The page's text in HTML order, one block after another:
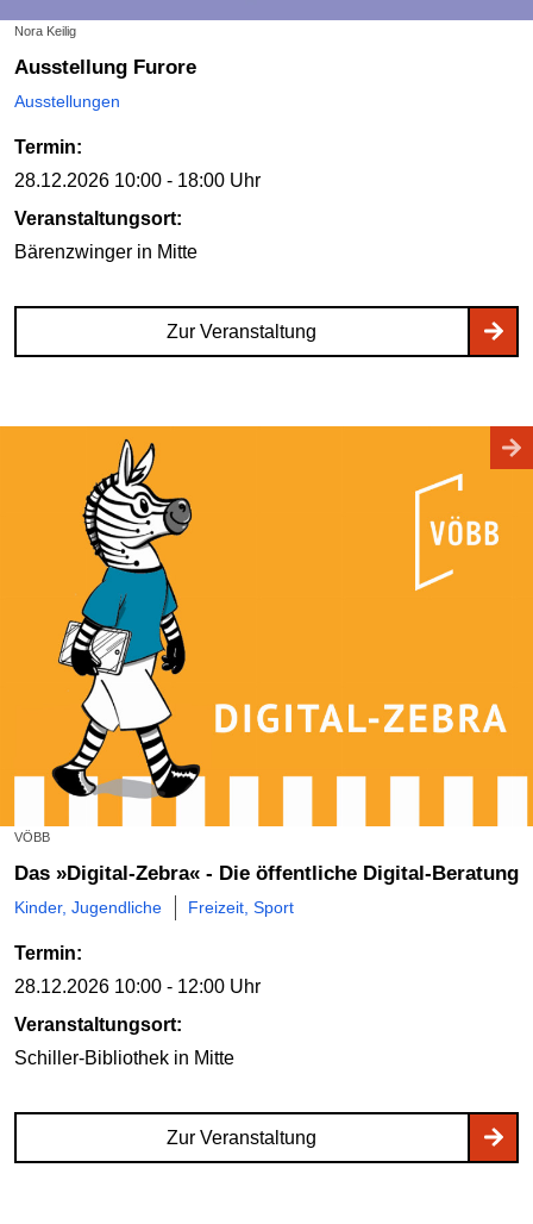
Nora Keilig
Ausstellung Furore
Ausstellungen
Termin:
28.12.2026 10:00 - 18:00 Uhr
Veranstaltungsort:
Bärenzwinger in Mitte
Zur Veranstaltung
VÖBB
Das »Digital-Zebra« - Die öffentliche Digital-Beratung
Kinder, Jugendliche Freizeit, Sport
Termin:
28.12.2026 10:00 - 12:00 Uhr
Veranstaltungsort:
Schiller-Bibliothek in Mitte
Zur Veranstaltung